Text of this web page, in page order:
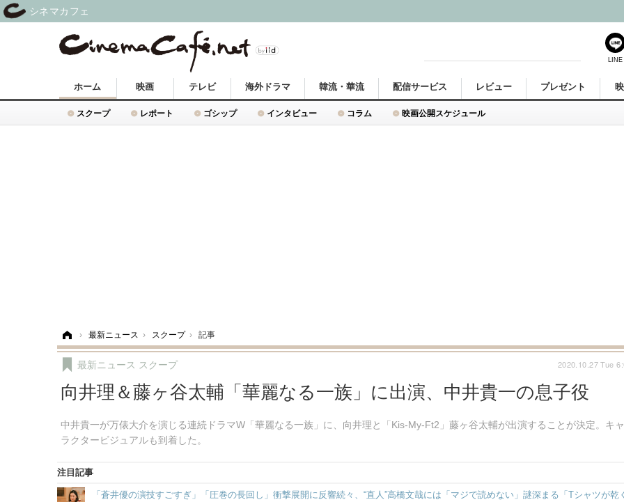
ホーム
スクープ レポート ゴシップ インタビュー コラム 映画公開スケジュール
映画 テレビ 海外ドラマ 韓流・華流 配信サービス レビュー プレゼント
› 最新ニュース › スクープ › 記事
向井理＆藤ヶ谷太輔「華麗なる一族」に出演、中井貴一の息子役
中井貴一が万俵大介を演じる連続ドラマW「華麗なる一族」に、向井理と「Kis-My-Ft2」藤ヶ谷太輔が出演することが決定。キャ
ラクタービジュアルも到着した。
最新ニュース スクープ 2020.10.27 Tue
注目記事
「蒼井優の演技すごすぎ」「圧巻の長回し」衝撃展開に反響続々、“直人”高橋文哉には「マジで読めない」謎深まる「Tシャツが乾く
LINE
シネマカフェ